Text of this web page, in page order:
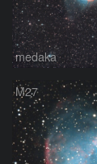
medaka
M27